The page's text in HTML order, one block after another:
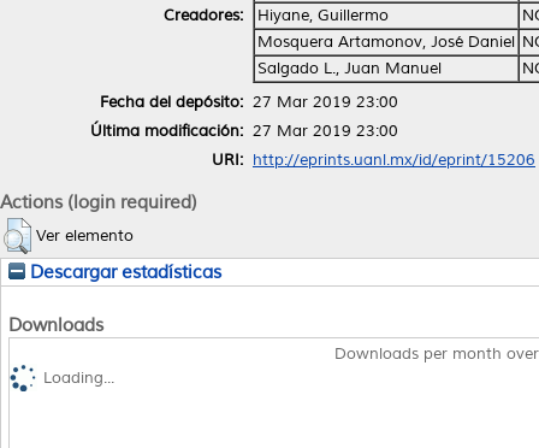
Creadores:
Hiyane, Guillermo
Mosquera Artamonov, José Daniel
Salgado L., Juan Manuel
Fecha del depósito: 27 Mar 2019 23:00
Última modificación: 27 Mar 2019 23:00
URI: http://eprints.uanl.mx/id/eprint/15206
Actions (login required)
Ver elemento
Descargar estadísticas
Downloads
Downloads per month
Loading...